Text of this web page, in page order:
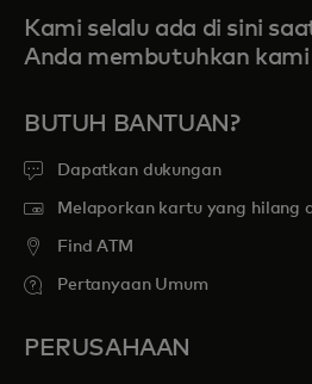
Kami selalu ada di sini
Anda membutuhkan kami
BUTUH BANTUAN?
Dapatkan dukungan
Melaporkan kartu yang hilang
Find ATM
Pertanyaan Umum
PERUSAHAAN